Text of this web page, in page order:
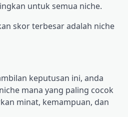
untuk semua niche.
skor terbesar adalah niche
keputusan ini, anda
mana yang paling cocok
minat, kemampuan, dan